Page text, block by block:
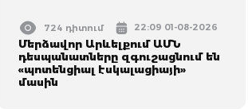
724 դիտում 22:09 01-08-2026
Մերձավոր Արևելքում ԱՄՆ
դեսպանատները զգուշացնում են
«պոտենցիալ էսկալացիայի»
մասին